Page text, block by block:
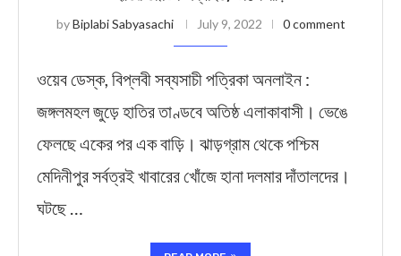
byBiplabi Sabyasachi July 9, 2022 0 comment
ওয়েব ডেস্ক, বিপ্লবী সব্যসাচী পত্রিকা অনলাইন :
জঙ্গলমহল জুড়ে হাতির তাণ্ডবে অতিষ্ঠ এলাকাবাসী। ভেঙে
ফেলছে একের পর এক বাড়ি। ঝাড়গ্রাম থেকে পশ্চিম
মেদিনীপুর সর্বত্রই খাবারের খোঁজে হানা দলমার দাঁতালদের।
ঘটছে …